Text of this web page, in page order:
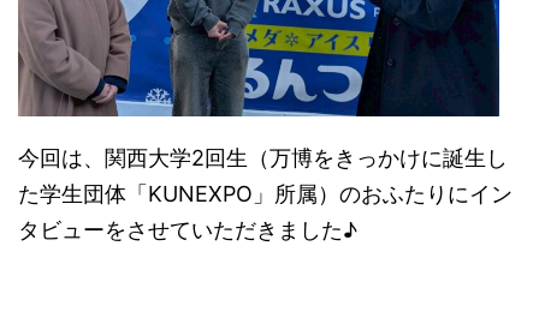
今回は、関西大学2回生（万博をきっかけに誕生し
た学生団体「KUNEXPO」所属）のおふたりにイン
タビューをさせていただきました♪